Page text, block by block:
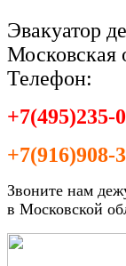
Эвакуатор
Московская
Телефон:
+7(495)235-
+7(916)908-
Звоните нам
в Московской